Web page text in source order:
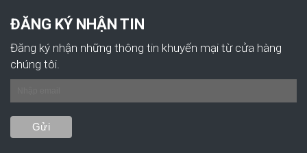
ĐĂNG KÝ NHẬN TIN
Đăng ký nhận những thông tin khuyến mại từ cửa hàng
chúng tôi.